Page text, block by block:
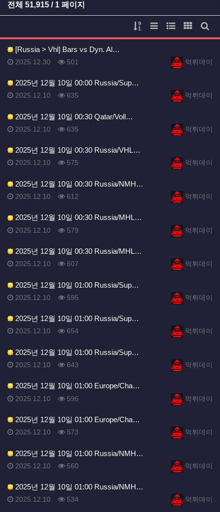
등록일 등록일
전체 51,915 / 1 페이지
게시물 정렬
리스트 스타일
웹진 스타일
갤러리
게
[Russia > Vhl] Bars vs Dyn. Al…
등록자먹튀데이
등록일
2025.12.30 조회
501
2025년 12월 10일 00:00 Russia/Sup…
등록자먹튀데이
등록일
2025.12.10 조회
635
2025년 12월 10일 00:30 Qatar/Voll…
등록자먹튀데이
등록일
2025.12.10 조회
635
2025년 12월 10일 00:30 Russia/VHL…
등록자먹튀데이
등록일
2025.12.10 조회
575
2025년 12월 10일 00:30 Russia/NMH…
등록자먹튀데이
등록일
2025.12.10 조회
612
2025년 12월 10일 00:30 Russia/MHL…
등록자먹튀데이
등록일
2025.12.10 조회
579
2025년 12월 10일 00:30 Russia/MHL…
등록자먹튀데이
등록일
2025.12.10 조회
607
2025년 12월 10일 01:00 Russia/Sup…
등록자먹튀데이
등록일
2025.12.10 조회
595
2025년 12월 10일 01:00 Russia/Sup…
등록자먹튀데이
등록일
2025.12.10 조회
654
2025년 12월 10일 01:00 Russia/Sup…
등록자먹튀데이
등록일
2025.12.10 조회
643
2025년 12월 10일 01:00 Europe/Cha…
등록자먹튀데이
등록일
2025.12.10 조회
596
2025년 12월 10일 01:00 Europe/Cha…
등록자먹튀데이
등록일
2025.12.10 조회
573
2025년 12월 10일 01:00 Russia/NMH…
등록자먹튀데이
등록일
2025.12.10 조회
560
2025년 12월 10일 01:00 Russia/NMH…
등록자먹튀데이
등록일
2025.12.10 조회
534